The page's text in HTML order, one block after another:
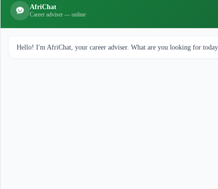
AfriChat
Career adviser — online
Hello! I'm AfriChat, your career adviser. What are you looking for